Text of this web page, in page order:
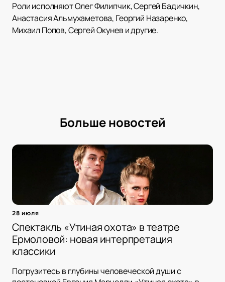
Роли исполняют Олег Филипчик, Сергей Бадичкин,
Анастасия Альмухаметова, Георгий Назаренко,
Михаил Попов, Сергей Окунев и другие.
Больше новостей
28 июля
Спектакль «Утиная охота» в театре
Ермоловой: новая интерпретация
классики
Погрузитесь в глубины человеческой души с